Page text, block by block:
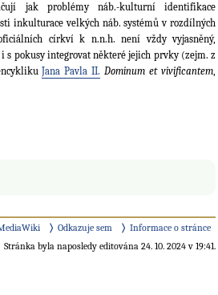
jak problémy náb.-kulturní identifikace
inkulturace velkých náb. systémů v rozdílných
církví k n.n.h. není vždy vyjasněný,
i s pokusy integrovat některé jejich prvky (zejm. z
Jana Pavla II. Dominum et vivificantem,
Odkazuje sem
Informace o stránce
Stránka byla naposledy editována 24. 10. 2024 v 19:41.